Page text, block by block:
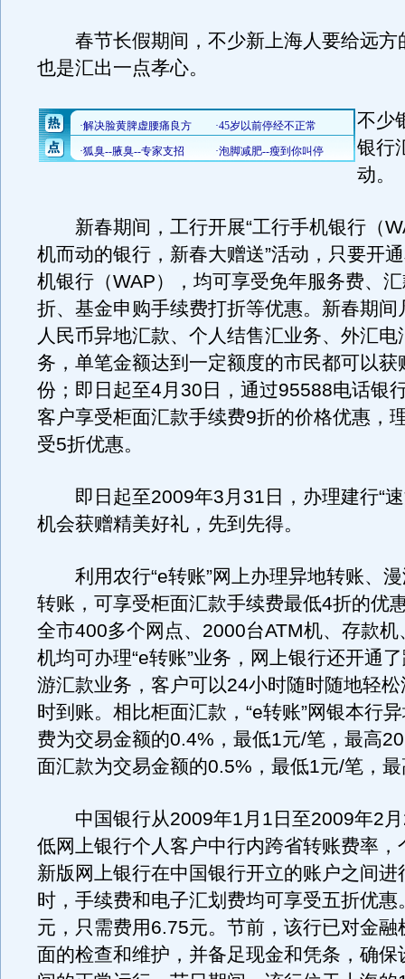
春节长假期间，不少新上海人要给远方
也是汇出一点孝心。
不少
银行
动。
新春期间，工行开展“工行手机银行（
机而动的银行，新春大赠送”活动，只要开
机银行（WAP），均可享受免年服务费、
折、基金申购手续费打折等优惠。新春期间
人民币异地汇款、个人结售汇业务、外汇电
务，单笔金额达到一定额度的市民都可以获
份；即日起至4月30日，通过95588电话银
客户享受柜面汇款手续费9折的价格优惠，
受5折优惠。
即日起至2009年3月31日，办理建行“速
机会获赠精美好礼，先到先得。
利用农行“e转账”网上办理异地转账、漫
转账，可享受柜面汇款手续费最低4折的优
全市400多个网点、2000台ATM机、存款机
机均可办理“e转账”业务，网上银行还开通
游汇款业务，客户可以24小时随时随地轻
时到账。相比柜面汇款，“e转账”网银本行
费为交易金额的0.4%，最低1元/笔，最高
面汇款为交易金额的0.5%，最低1元/笔，
中国银行从2009年1月1日至2009年2月
低网上银行个人客户中行内跨省转账费率，
新版网上银行在中国银行开立的账户之间进
时，手续费和电子汇划费均可享受五折优惠
元，只需费用6.75元。节前，该行已对金融
面的检查和维护，并备足现金和凭条，确保